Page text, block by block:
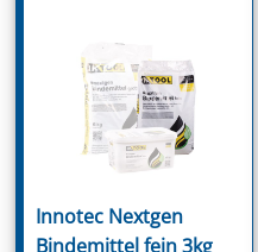
Innotec Nextgen
Bindemittel fein 3kg